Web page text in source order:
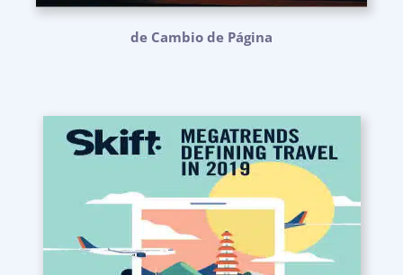
de Cambio de Página